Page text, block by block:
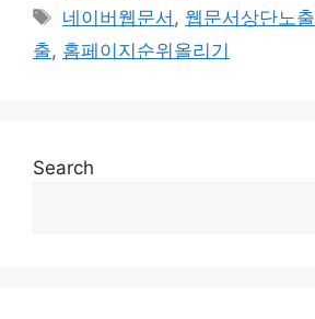
Tags
네이버웹문서 , 웹문서상단노출
출, 홈페이지순위올리기
Search